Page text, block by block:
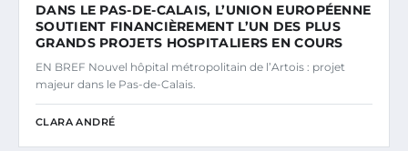
DANS LE PAS-DE-CALAIS, L’UNION EUROPÉENNE
SOUTIENT FINANCIÈREMENT L’UN DES PLUS
GRANDS PROJETS HOSPITALIERS EN COURS
EN BREF Nouvel hôpital métropolitain de l’Artois : projet
majeur dans le Pas-de-Calais.
CLARA ANDRÉ